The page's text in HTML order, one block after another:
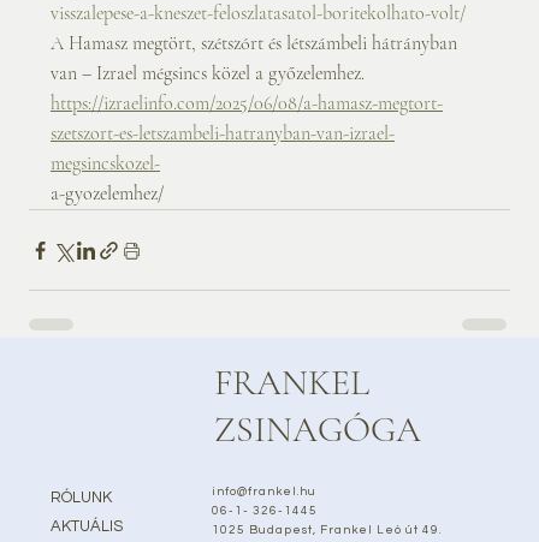
visszalepese-a-kneszet-feloszlatasatol-boritekolhato-volt/
A Hamasz megtört, szétszórt és létszámbeli hátrányban
van – Izrael mégsincs közel a győzelemhez.
https://izraelinfo.com/2025/06/08/a-hamasz-megtort-
szetszort-es-letszambeli-hatranyban-van-izrael-
megsincskozel-
a-gyozelemhez/
FRANKEL
ZSINAGÓGA
RÓLUNK
AKTUÁLIS
info@frankel.hu
06-1- 326-1445
1025 Budapest, Frankel Leó út 49.